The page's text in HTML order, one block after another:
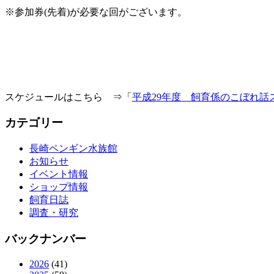
※参加券(先着)が必要な回がございます。
スケジュールはこちら ⇒「 平成29年度 飼育係のこぼれ
カテゴリー
長崎ペンギン水族館
お知らせ
イベント情報
ショップ情報
飼育日誌
調査・研究
バックナンバー
2026 (41)